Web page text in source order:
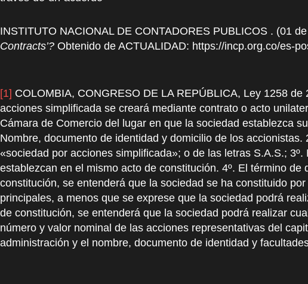
INSTITUTO NACIONAL DE CONTADORES PUBLICOS . (01
Contracts’? Obtenido de ACTUALIDAD: https://incp.org.co/es-
[1] COLOMBIA, CONGRESO DE LA REPÚBLICA, Ley 1258
acciones simplificada se creará mediante contrato o acto
Cámara de Comercio del lugar en que la sociedad establezca
Nombre, documento de identidad y domicilio de los
«sociedad por acciones simplificada»; o de las letras S.A.S.;
establezcan en el mismo acto de constitución. 4º. El término
constitución, se entenderá que la sociedad se ha constituido
principales, a menos que se exprese que la sociedad podrá
de constitución, se entenderá que la sociedad podrá realizar
número y valor nominal de las acciones representativas del
administración y el nombre, documento de identidad y